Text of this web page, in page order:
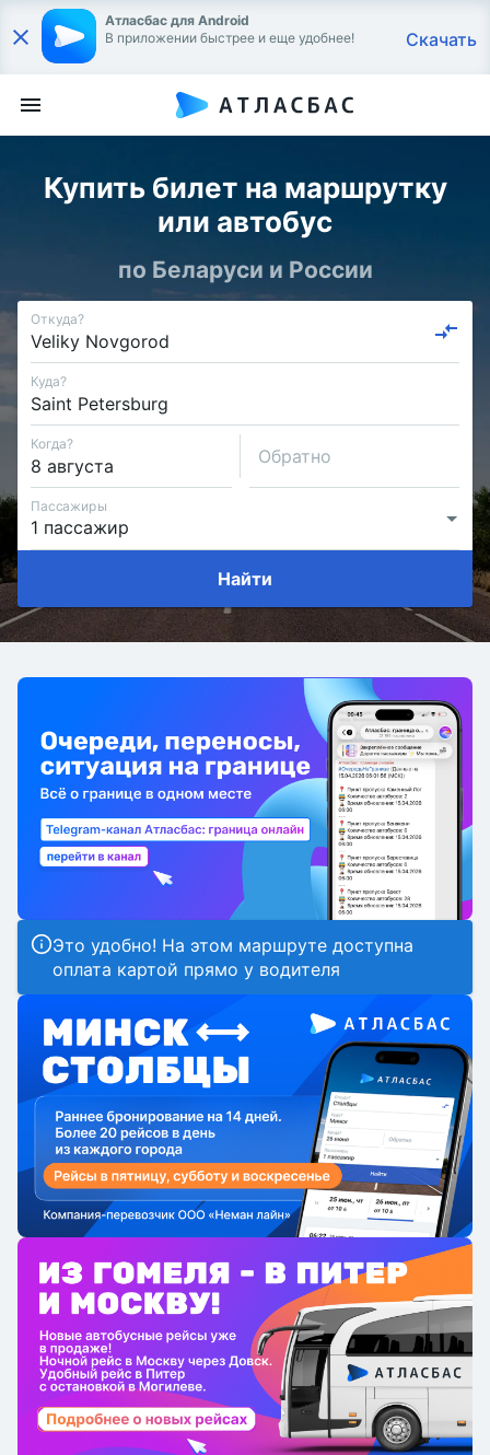
Атласбас для Android
В приложении быстрее и еще удобнее!
Скачать
Купить билет на маршрутку
или автобус
по Беларуси и России
Откуда?
Куда?
Когда?
Обратно
Пассажиры
Найти
Это удобно! На этом маршруте доступна
оплата картой прямо у водителя